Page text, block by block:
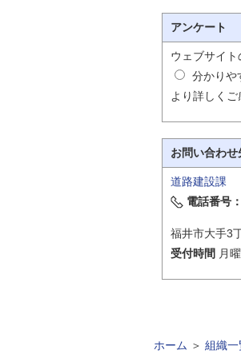
アンケート
ウェブサイト
分かりや
より詳しくご
お問い合わせ
道路建設課
電話番号：
福井市大手3
受付時間 月
ホーム ＞ 組織一